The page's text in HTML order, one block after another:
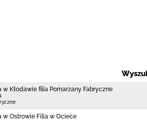
w Kłodawie filia Pomarzany Fabryczne
w Ostrowie Filia w Ociece